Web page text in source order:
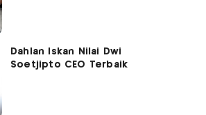
Dahlan Iskan Nilai Dwi
Soetjipto CEO Terbaik